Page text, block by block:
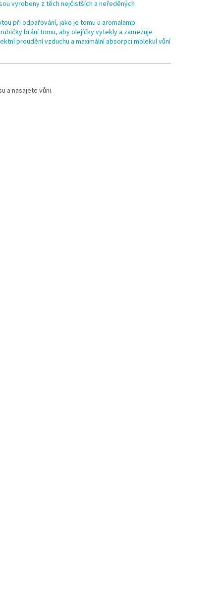
vyrobeny z těch nejčistších a neředěných
při odpařování, jako je tomu u aromalamp.
brání tomu, aby olejíčky vytekly a zamezuje
proudění vzduchu a maximální absorpci molekul vůní
a nasajete vůni.